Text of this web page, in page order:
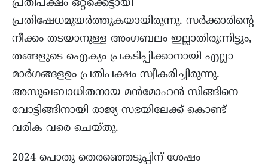
പ്രതിപക്ഷം ഒറ്റക്കെട്ടായി
പ്രതിഷേധമുയർത്തുകയായിരുന്നു. സർക്കാരിന്‍റെ
നീക്കം തടയാനുള്ള അംഗബലം ഇല്ലാതിരുന്നിട്ടും,
തങ്ങളുടെ ഐക്യം പ്രകടിപ്പിക്കാനായി എല്ലാ
മാർഗങ്ങളഉം പ്രതിപക്ഷം സ്വീകരിച്ചിരുന്നു.
അസുഖബാധിതനായ മൻമോഹൻ സിങ്ങിനെ
വോട്ടിങ്ങിനായി രാജ്യ സഭയിലേക്ക് കൊണ്ട്
വരിക വരെ ചെയ്തു.
2024 പൊതു തെരഞ്ഞെടുപ്പിന് ശേഷം